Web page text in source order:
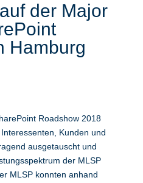
der Major
Hamburg
Roadshow 2018
Kunden und
ausgetauscht und
der MLSP
MLSP konnten anhand